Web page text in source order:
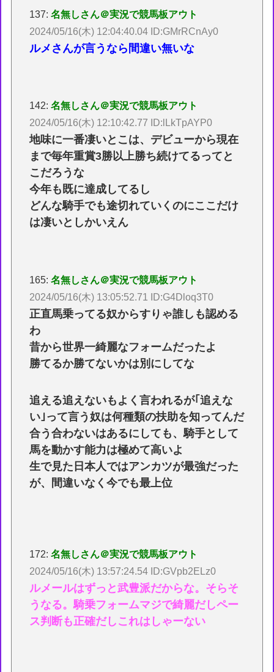
137:名無しさん＠実況で競馬板アウト
2024/05/16(木) 12:04:40.04 ID:GMrRCnAy0
ルメさんが言うなら間違い無いな
142:名無しさん＠実況で競馬板アウト
2024/05/16(木) 12:10:42.77 ID:lLkTpAYP0
地味に一番凄いとこは、デビューから現在
まで毎年重賞3勝以上勝ち続けてるってと
こだろうな
今年も既に達成してるし
どんな騎手でも途切れていくのにここだけ
は凄いとしかいえん
165:名無しさん＠実況で競馬板アウト
2024/05/16(木) 13:05:52.71 ID:G4Dloq3T0
正直馬乗ってる奴からすりゃ誰しも認める
わ
昔から世界一綺麗なフォームだったよ
勝てるか勝てないかは別にしてな
追える追えないもよく言われるが｢追えな
い｣って言う奴は何種類の扶助を知ってんだ
合う合わないはあるにしても、騎手として
馬を動かす能力は極めて高いよ
生で見た日本人ではアンカツが最強だった
が、間違いなく今でも最上位
172:名無しさん＠実況で競馬板アウト
2024/05/16(木) 13:57:24.54 ID:GVpb2ELz0
ルメールはずっと武豊派だからな。そらそ
うなる。騎乗フォームマジで綺麗だしペー
ス判断も正確だしこれはしゃーない